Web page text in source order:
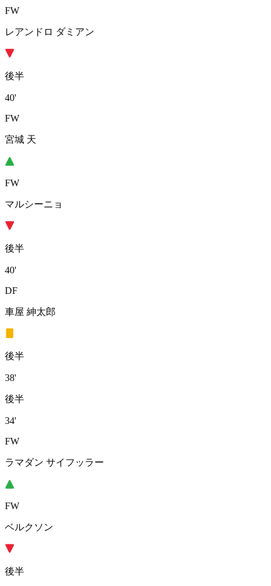
FW
レアンドロ ダミアン
後半
40'
FW
宮城 天
FW
マルシーニョ
後半
40'
DF
車屋 紳太郎
後半
38'
後半
34'
FW
ラマダン サイフッラー
FW
ベルクソン
後半